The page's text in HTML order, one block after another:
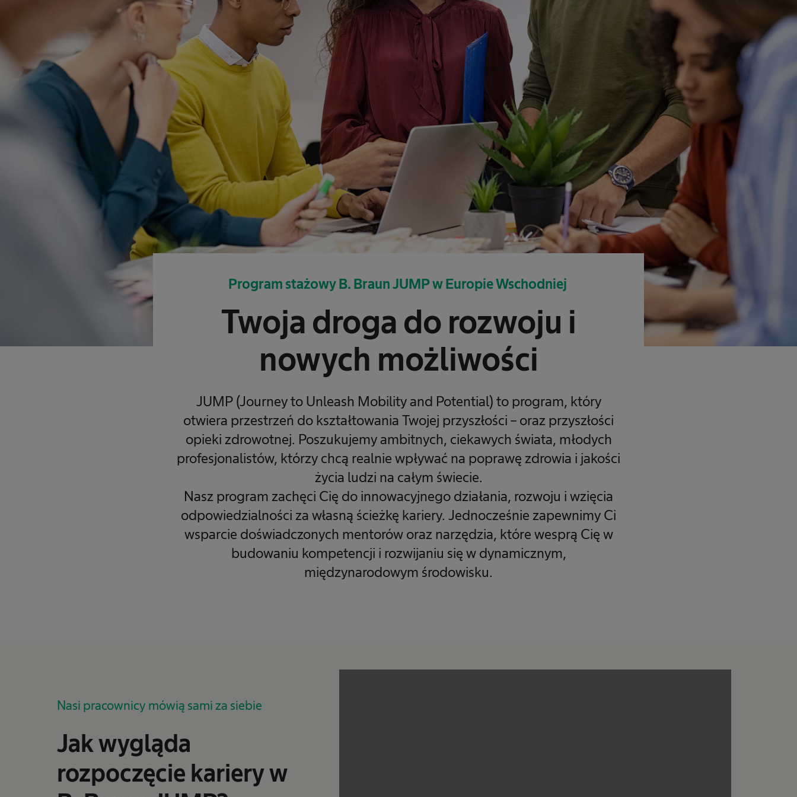
Program stażowy B. Braun JUMP w Europie Wschodniej
Twoja droga do rozwoju i
nowych możliwości
JUMP (Journey to Unleash Mobility and Potential) to program, który
otwiera przestrzeń do kształtowania Twojej przyszłości – oraz przyszłości
opieki zdrowotnej. Poszukujemy ambitnych, ciekawych świata, młodych
profesjonalistów, którzy chcą realnie wpływać na poprawę zdrowia i jakości
życia ludzi na całym świecie.
Nasz program zachęci Cię do innowacyjnego działania, rozwoju i wzięcia
odpowiedzialności za własną ścieżkę kariery. Jednocześnie zapewnimy Ci
wsparcie doświadczonych mentorów oraz narzędzia, które wesprą Cię w
budowaniu kompetencji i rozwijaniu się w dynamicznym,
międzynarodowym środowisku.
Nasi pracownicy mówią sami za siebie
Jak wygląda
rozpoczęcie kariery w